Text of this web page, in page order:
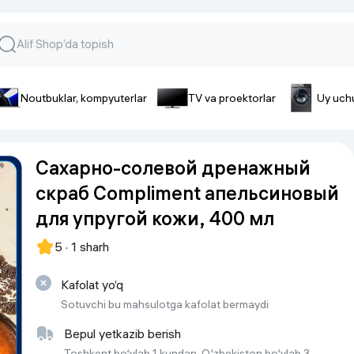
va gadjetlar
Smartfonlar uchun g’ilof
iPhone uchun g’ilof
Quvvatlagich qurilmalar
Batareyalar va akkumulyatorlar
Kabellar
Portativ batareyalar
Noutbuklar, kompyuterlar TV va proektorlar Uy
Сахарно-солевой дренажный
скраб Compliment апельсиновый
для упругой кожи, 400 мл
5 · 1 sharh
Kafolat yo‘q
Sotuvchi bu mahsulotga kafolat bermaydi
Bepul yetkazib berish